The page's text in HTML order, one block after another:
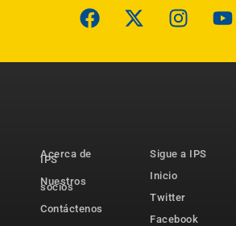
Acerca de
IPS
Nuestros
socios
Contáctenos
Sigue a IPS
Inicio
Twitter
Facebook